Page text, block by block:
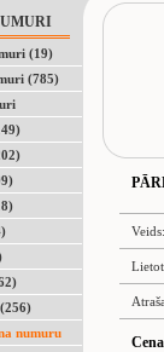
(19)
(785)
(256)
numuru
Veids: